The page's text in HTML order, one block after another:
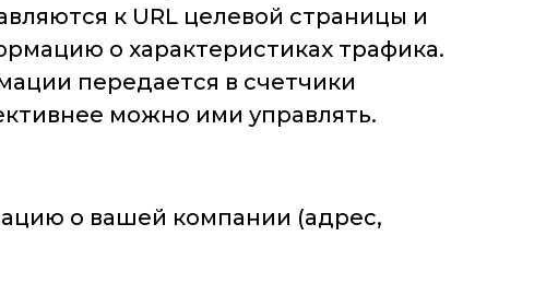
к URL целевой страницы и
о характеристиках трафика.
передается в счетчики
можно ими управлять.
о вашей компании (адрес,